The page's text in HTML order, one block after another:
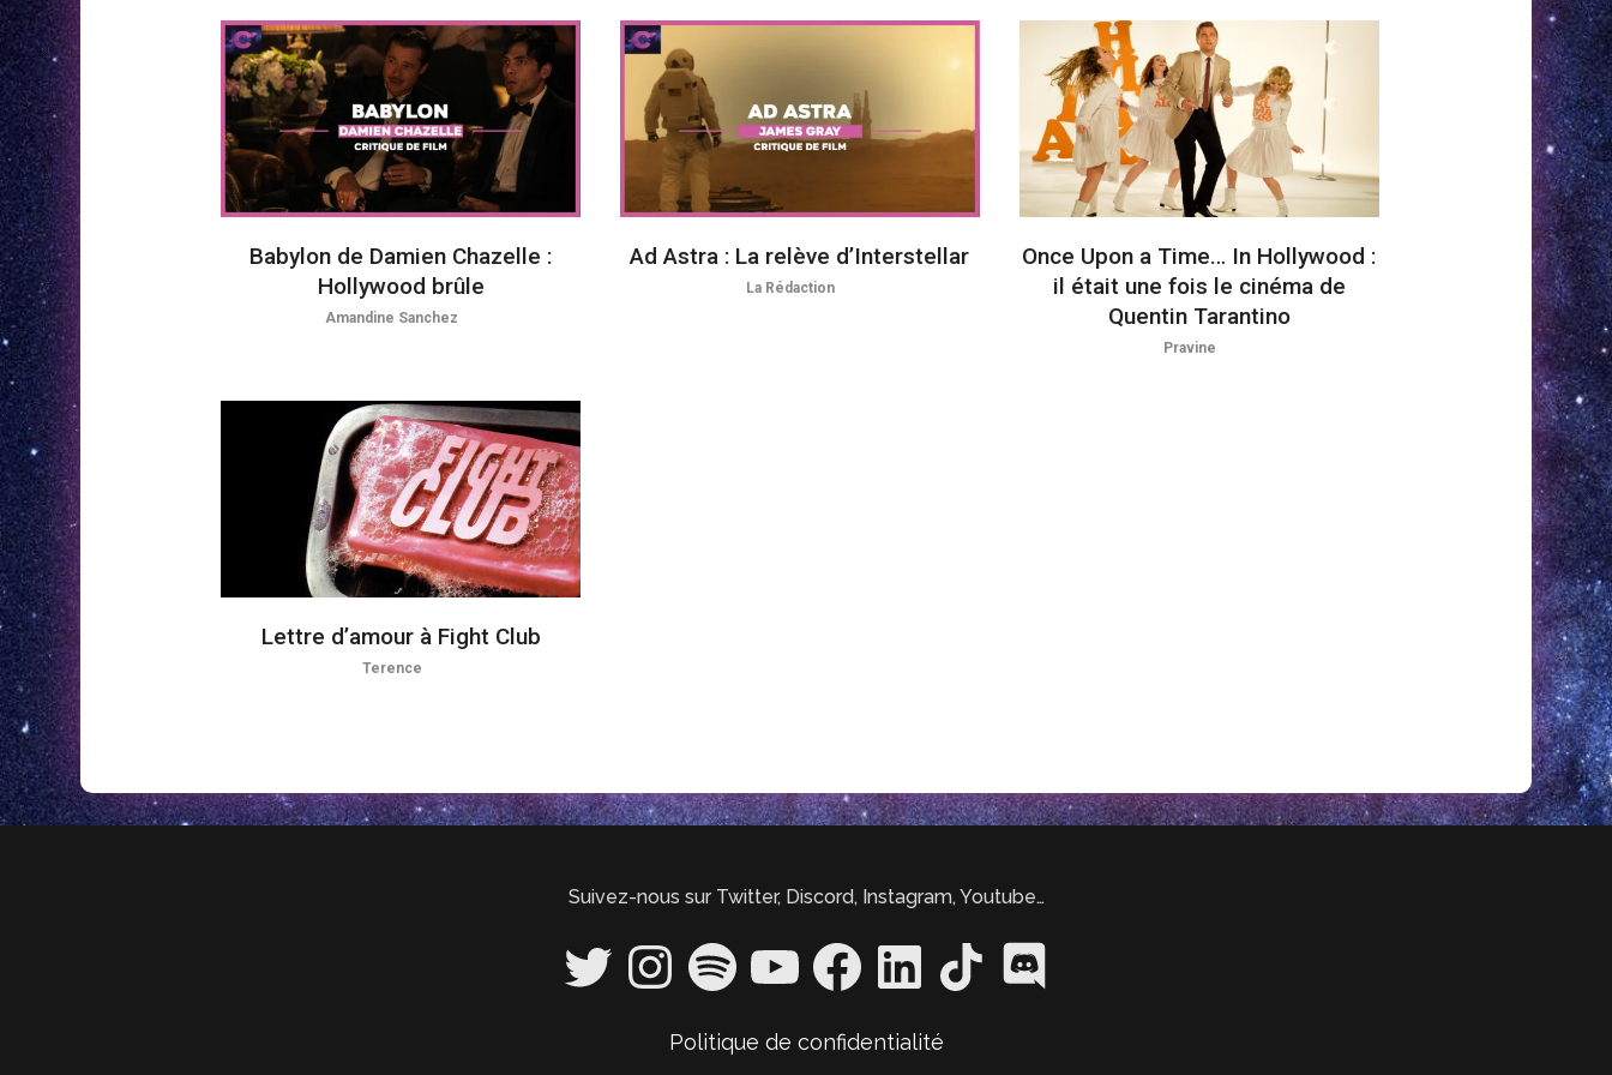
Babylon de Damien Chazelle :
Hollywood brûle
Amandine Sanchez
Ad Astra : La relève d’Interstellar
La Rédaction
Once Upon a Time… In Hollywood :
il était une fois le cinéma de
Quentin Tarantino
Pravine
Lettre d’amour à Fight Club
Terence
Suivez-nous sur Twitter, Discord, Instagram, Youtube…
Twitter InstagramSpotify YouTube FacebookLinkedIn TikTok Discord
Politique de confidentialité